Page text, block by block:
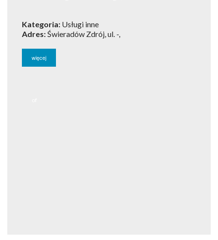
ARTYKUŁY O ŚWIERADOWIE
Kategoria: Usługi inne
Adres:Świeradów Zdrój, ul. -,
więcej